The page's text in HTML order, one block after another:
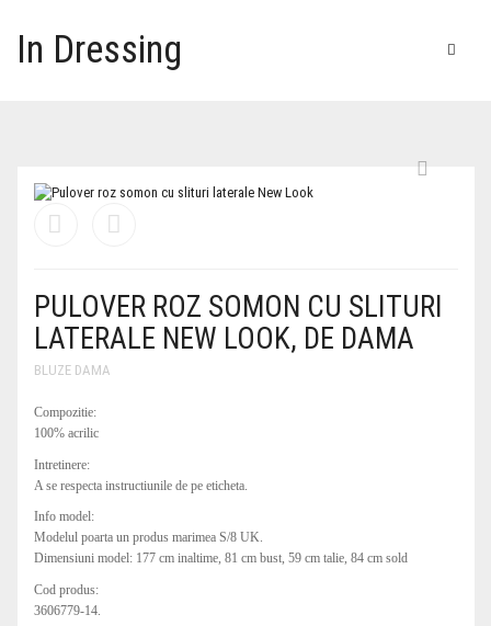
In Dressing
PULOVER ROZ SOMON CU SLITURI
LATERALE NEW LOOK, DE DAMA
BLUZE DAMA
Compozitie:
100% acrilic
Intretinere:
A se respecta instructiunile de pe eticheta.
Info model:
Modelul poarta un produs marimea S/8 UK.
Dimensiuni model: 177 cm inaltime, 81 cm bust, 59 cm talie, 84 cm sold
Cod produs:
3606779-14.